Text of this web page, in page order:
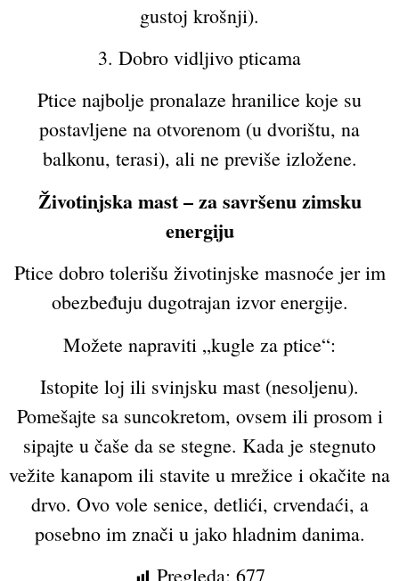
gustoj krošnji).
3. Dobro vidljivo pticama
Ptice najbolje pronalaze hranilice koje su
postavljene na otvorenom (u dvorištu, na
balkonu, terasi), ali ne previše izložene.
Životinjska mast –za savršenu zimsku
energiju
Ptice dobro tolerišu životinjske masnoće jer im
obezbeđuju dugotrajan izvor energije.
Možete napraviti „kugle za ptice“:
Istopite loj ili svinjsku mast (nesoljenu).
Pomešajte sa suncokretom, ovsem ili prosom i
sipajte u čaše da se stegne. Kada je stegnuto
vežite kanapom ili stavite u mrežice i okačite na
drvo. Ovo vole senice, detlići, crvendaći, a
posebno im znači u jako hladnim danima.
Pregleda: 677